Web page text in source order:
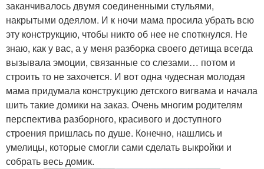
заканчивалось двумя соединенными стульями,
накрытыми одеялом. И к ночи мама просила убрать всю
эту конструкцию, чтобы никто об нее не споткнулся. Не
знаю, как у вас, а у меня разборка своего детища всегда
вызывала эмоции, связанные со слезами… потом и
строить то не захочется. И вот одна чудесная молодая
мама придумала конструкцию детского вигвама и начала
шить такие домики на заказ. Очень многим родителям
перспектива разборного, красивого и доступного
строения пришлась по душе. Конечно, нашлись и
умелицы, которые смогли сами сделать выкройки и
собрать весь домик.